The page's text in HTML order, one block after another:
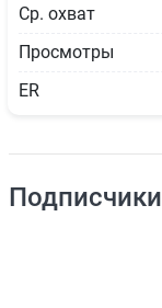
Ср. охват
Просмотры
ER
Подписчики